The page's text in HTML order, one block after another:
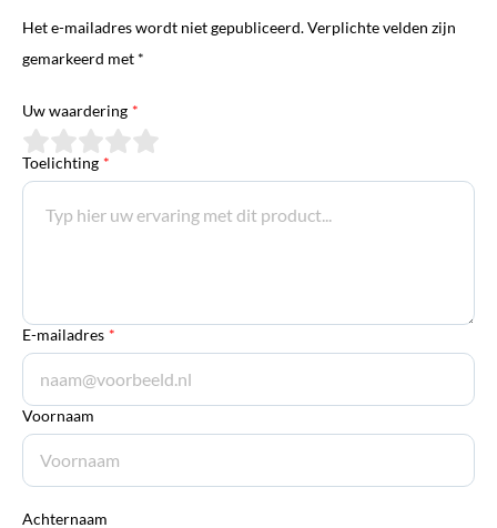
Het e-mailadres wordt niet gepubliceerd. Verplichte velden zijn
gemarkeerd met *
Uw waardering *
Toelichting *
E-mailadres *
Voornaam
Achternaam